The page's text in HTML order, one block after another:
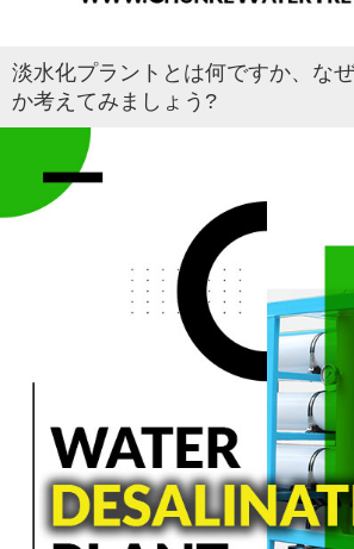
淡水化プラントとは何ですか、な
か考えてみましょう?